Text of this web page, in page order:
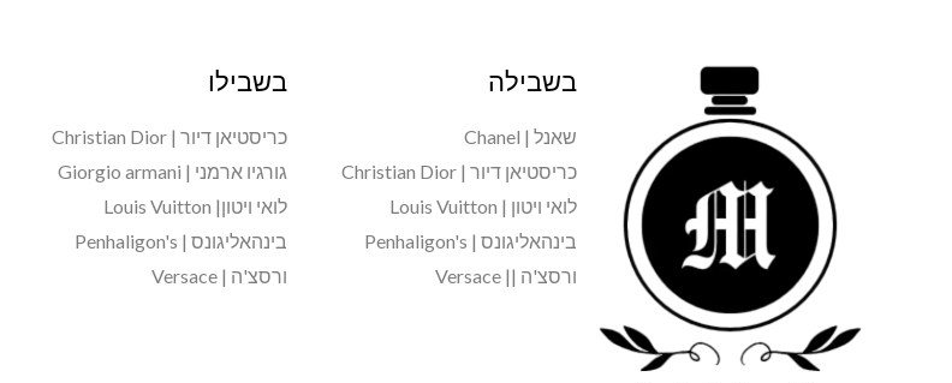
בשבילה
שאנל | Chanel
כריסטיאן דיור | Christian Dior
לואי ויטון | Louis Vuitton
בינהאליגונס | Penhaligon's
ורסצ'ה || Versace
בשבילו
כריסטיאן דיור | Christian Dior
גורגיו ארמני | Giorgio armani
לואי ויטון| Louis Vuitton
בינהאליגונס | Penhaligon's
ורסצ'ה | Versace